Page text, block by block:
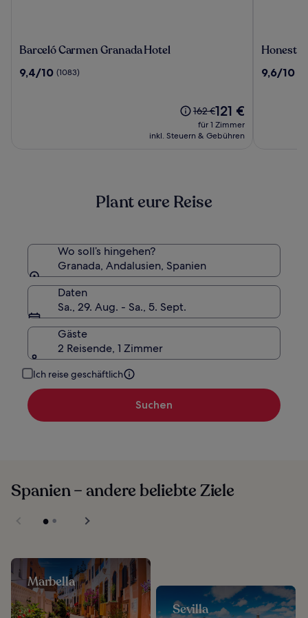
Barceló
Granada
Barceló Carmen Granada Hotel
9.4
9,4/10 (1083)
Der
alte
Preis
Informationen
zum
162 €Der
Preis
beträgt
121 €
für 1 Zimmer
inkl. Steuern & Gebühren
Honest
Granada
Honest
9.6
9,6/10
Plant eure Reise
Wo soll’s hingehen?
Granada, Andalusien, Spanien
Daten
Sa., 29. Aug. - Sa., 5. Sept.
Gäste
2 Reisende, 1 Zimmer
Ich reise geschäftlich
Suchen
Spanien – andere beliebte Ziele
Marbella
Sevilla